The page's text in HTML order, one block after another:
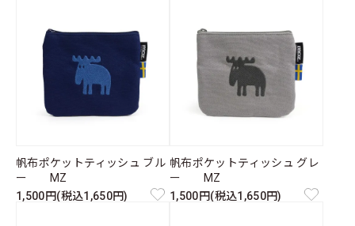
帆布ポケットティッシュ ブル
ー MZ
1,500円(税込1,650円)
帆布ポケットティッシュ グレ
ー MZ
1,500円(税込1,650円)